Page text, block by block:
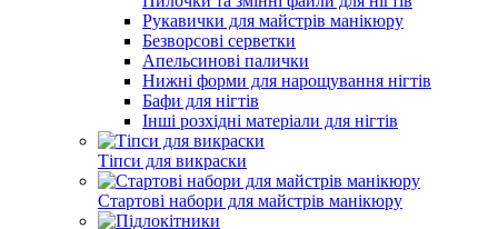
Рукавички для майстрів манікюру
Безворсові серветки
Апельсинові палички
Нижні форми для нарощування нігтів
Бафи для нігтів
Інші розхідні матеріали для нігтів
Тіпси для викраски
Стартові набори для майстрів манікюру